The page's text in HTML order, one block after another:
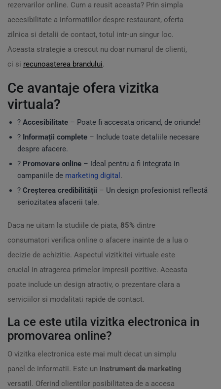
rezervarilor online. Cum a reusit aceasta? Prin simpla
accesibilitate a informatiilor despre restaurant, oferta
zilnica si detalii de contact, totul intr-un singur loc.
Aceasta strategie a crescut nu doar numarul de clienti,
ci si recunoasterea brandului.
Ce avantaje ofera vizitka
virtuala?
? Accesibilitate – Poate fi accesata oricand, de oriunde!
? Informații complete – Include toate detaliile necesare
despre afacere.
? Promovare online – Ideal pentru a fi integrata in
campaniile de marketing digital .
? Creșterea credibilității – Un design profesionist reflectă
seriozitatea afacerii tale.
Daca ne uitam la studiile de piata, 85% dintre
consumatori verifica online o afacere inainte de a lua o
decizie de achizitie. Aspectul vizitkitei virtuale este
crucial in atragerea primelor impresii pozitive. Aceasta
poate include un design atractiv, o prezentare clara a
serviciilor si modalitati rapide de contact.
La ce este utila vizitka electronica in
promovarea online?
O vizitka electronica este mai mult decat un simplu
panel de informatii. Este un instrument de marketing
versatil. Oferind clientilor posibilitatea de a accesa